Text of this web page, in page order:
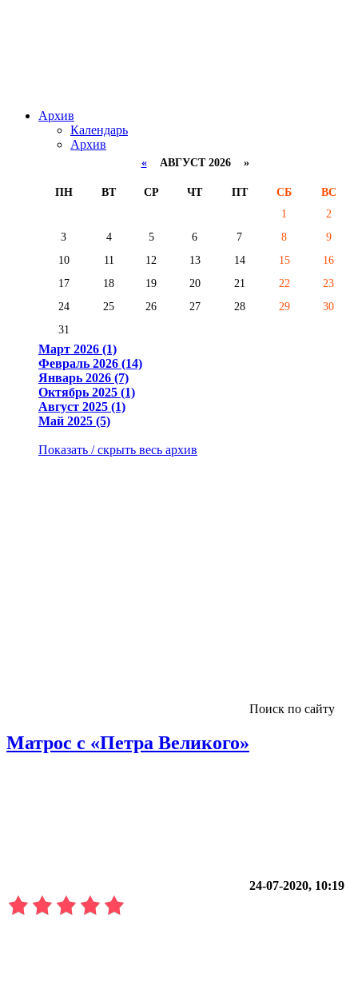
Архив
Календарь
Архив
«АВГУСТ 2026 »
ПН ВТ СР ЧТ ПТ СБ
ВС
1
2
3
4 5 6 7 8
9
10
11 12 13 14 15
16
17
18 19 20 21 22
23
24
25 26 27 28 29
30
31
Март 2026 (1)
Февраль 2026 (14)
Январь 2026 (7)
Октябрь 2025 (1)
Август 2025 (1)
Май 2025 (5)
Показать / скрыть весь архив
Поиск по сайту
Матрос с «Петра Великого»
24-07-2020, 10:19